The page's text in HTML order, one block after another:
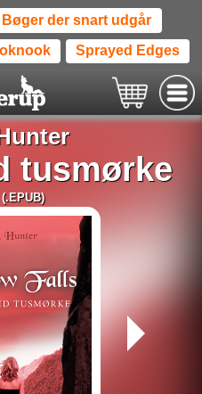
Bøger der snart udgår
Sprayed Edges
tusmørke